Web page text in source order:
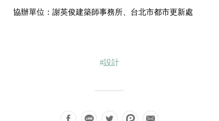
協辦單位：謝英俊建築師事務所、台北市都市更新處
#設計